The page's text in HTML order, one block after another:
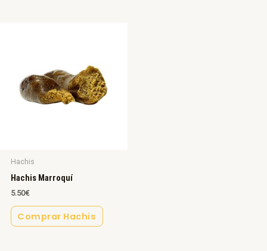
Hachis
Hachis Marroquí
5.50€
Comprar Hachis